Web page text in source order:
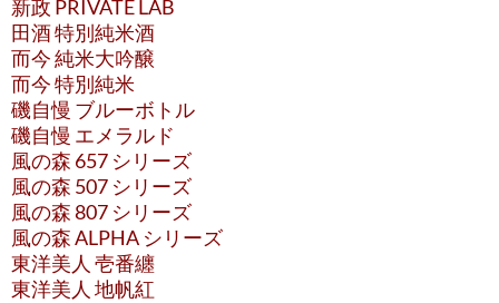
新政 PRIVATE LAB
田酒 特別純米酒
而今 純米大吟醸
而今 特別純米
磯自慢 ブルーボトル
磯自慢 エメラルド
風の森 657 シリーズ
風の森 507 シリーズ
風の森 807 シリーズ
風の森 ALPHA シリーズ
東洋美人 壱番纏
東洋美人 地帆紅